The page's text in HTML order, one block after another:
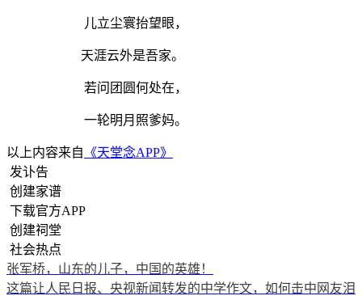
儿立尘寰抬望眼，
天涯云外是吾家。
若问团圆何处在，
一轮明月照爹妈。
以上内容来自 《天堂念APP》
发讣告
创建家谱
下载官方APP
创建祠堂
社会热点
张军桥，山东的儿子，中国的英雄！
这篇让人民日报、央视新闻转发的中学作文，如何击中网友泪